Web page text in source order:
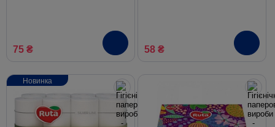
75 ₴ 58 ₴
Новинка